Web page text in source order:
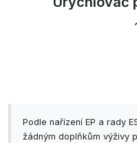
Podle nařízení EP a rady
žádným doplňkům výživy